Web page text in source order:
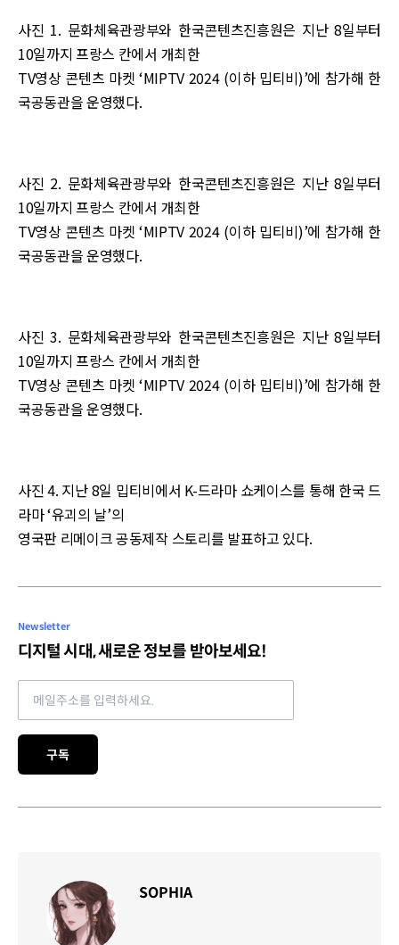
사진 1. 문화체육관광부와 한국콘텐츠진흥원은 지난 8일부터
10일까지 프랑스 칸에서 개최한
TV영상 콘텐츠 마켓 ‘MIPTV 2024 (이하 밉티비)’에 참가해 한
국공동관을 운영했다.
사진 2. 문화체육관광부와 한국콘텐츠진흥원은 지난 8일부터
10일까지 프랑스 칸에서 개최한
TV영상 콘텐츠 마켓 ‘MIPTV 2024 (이하 밉티비)’에 참가해 한
국공동관을 운영했다.
사진 3. 문화체육관광부와 한국콘텐츠진흥원은 지난 8일부터
10일까지 프랑스 칸에서 개최한
TV영상 콘텐츠 마켓 ‘MIPTV 2024 (이하 밉티비)’에 참가해 한
국공동관을 운영했다.
사진 4. 지난 8일 밉티비에서 K-드라마 쇼케이스를 통해 한국 드
라마 ‘유괴의 날’의
영국판 리메이크 공동제작 스토리를 발표하고 있다.
디지털 시대, 새로운 정보를 받아보세요!
Email address